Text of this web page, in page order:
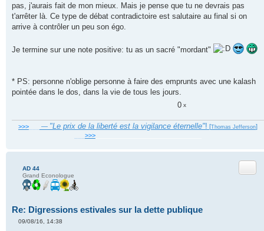
pas, j'aurais fait de mon mieux. Mais je pense que tu ne devrais pas
t'arrêter là. Ce type de débat contradictoire est salutaire au final si on
arrive à contrôler un peu son égo.
Je termine sur une note positive: tu as un sacré "mordant"
* PS: personne n'oblige personne à faire des emprunts avec une kalash
pointée dans le dos, dans la vie de tous les jours.
0 x
>>> — "Le prix de la liberté est la vigilance éternelle"! [Thomas Jefferson]
>>>
AD 44
Grand Econologue
Re: Digressions estivales sur la dette publique
09/08/16, 14:38